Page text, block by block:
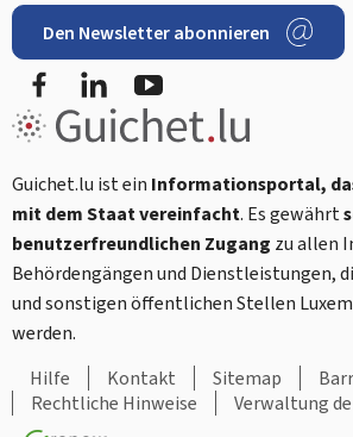
Den Newsletter abonnieren
FacebookLinkedIn
Guichet.lu ist ein Informationsportal,
mit dem Staat vereinfacht. Es gewährt
benutzerfreundlichen Zugang zu allen
Behördengängen und Dienstleistungen,
und sonstigen öffentlichen Stellen
werden.
Hilfe
Kontakt Sitemap
Rechtliche Hinweise
Verwaltung